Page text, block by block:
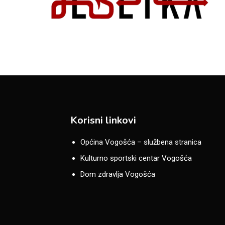
Korisni linkovi
Općina Vogošća – službena stranica
Kulturno sportski centar Vogošća
Dom zdravlja Vogošća